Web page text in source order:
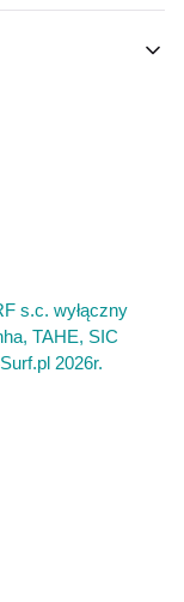
s.c. wyłączny
TAHE, SIC
2026r.